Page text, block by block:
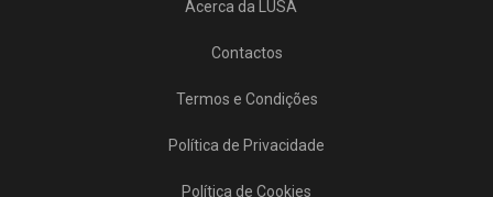
Acerca da LUSA
Contactos
Termos e Condições
Política de Privacidade
Política de Cookies